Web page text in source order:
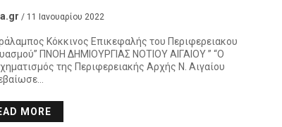
/ 11 Ιανουαρίου 2022
Κόκκινος Επικεφαλής του Περιφερειακου
ΠΝΟΗ ΔΗΜΙΟΥΡΓΙΑΣ ΝΟΤΙΟΥ ΑΙΓΑΙΟΥ ” “Ο
της Περιφερειακής Αρχής Ν. Αιγαίου
MORE